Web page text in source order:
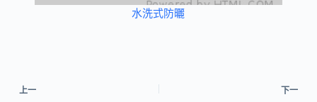
水洗式防曬
上一 下一